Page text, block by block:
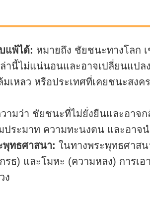
แพ้ได้: หมายถึง ชัยชนะทางโลก
านี้ไม่แน่นอนและอาจเปลี่ยนแปล
มเหลว หรือประเทศที่เคยชนะส
ามว่า ชัยชนะที่ไม่ยั่งยืนและอาจ
ประมาท ความทะนงตน และอาจ
พุทธศาสนา: ในทางพระพุทธศาส
รธ) และโมหะ (ความหลง) การเ
ง